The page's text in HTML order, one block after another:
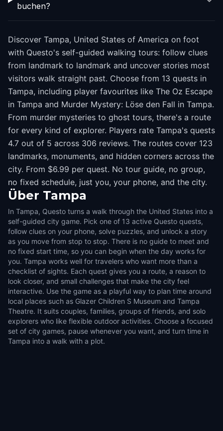
buchen?
Discover Tampa, United States of America on foot
with Questo's self-guided walking tours: follow clues
from landmark to landmark and uncover stories most
visitors walk straight past. Choose from 13 quests in
Tampa, including player favourites like The Oz Escape
in Tampa and Murder Mystery: Löse den Fall in Tampa.
From murder mysteries to ghost tours, there's a route
for every kind of explorer. Players rate Tampa's quests
4.7 out of 5 across 306 reviews. The routes cover 123
landmarks, monuments, and hidden corners across the
city. From $6.99 per quest. No tour guide, no group,
no fixed schedule, just you, your phone, and the city.
Über Tampa
In Tampa, Questo turns a walk through the United States into a
self-guided city game. Pick one of 13 active Questo quests,
follow clues on your phone, solve puzzles, and unlock a story
as you move from stop to stop. There is no guide to meet and
no fixed start time, so you can begin when the day works for
you. Tampa works well for travelers who want more than a
checklist of sights. Each quest gives you a route, a reason to
look closer, and small challenges that make the city feel
interactive. Use the game as a playful way to plan time around
local places such as Glazer Children S Museum and Tampa
Theatre. It suits couples, families, groups of friends, and solo
explorers who like flexible outdoor activities. Choose a focused
set of city games, pause whenever you want, and turn time in
Tampa into a walk with a plot.